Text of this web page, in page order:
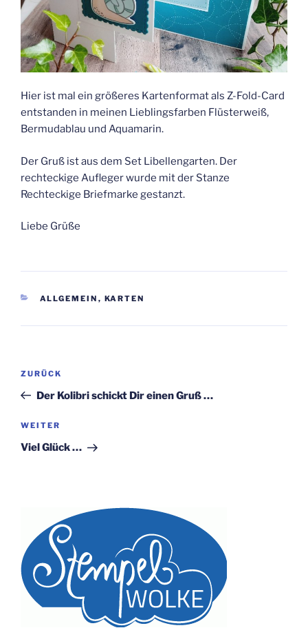
Hier ist mal ein größeres Kartenformat als Z-Fold-Card
entstanden in meinen Lieblingsfarben Flüsterweiß,
Bermudablau und Aquamarin.
Der Gruß ist aus dem Set Libellengarten. Der
rechteckige Aufleger wurde mit der Stanze
Rechteckige Briefmarke gestanzt.
Liebe Grüße
KATEGORIEN
ALLGEMEIN , KARTEN
Beitragsnavigation
Vorheriger
Beitrag
ZURÜCK
Der Kolibri schickt Dir einen Gruß …
Nächster
Beitrag
WEITER
Viel Glück …